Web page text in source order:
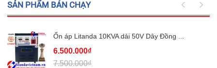
SẢN PHẨM BÁN CHẠY
Ổn áp Litanda 10KVA dải 50V Dây Đồng ...
6.500.000₫
7.500.000₫